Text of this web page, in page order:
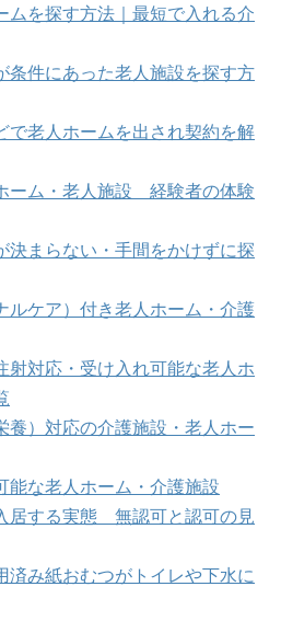
ムを探す方法｜最短で入れる介
条件にあった老人施設を探す方
で老人ホームを出され契約を解
ーム・老人施設 経験者の体験
決まらない・手間をかけずに探
ルケア）付き老人ホーム・介護
射対応・受け入れ可能な老人ホ
養）対応の介護施設・老人ホー
能な老人ホーム・介護施設
居する実態 無認可と認可の見
済み紙おむつがトイレや下水に